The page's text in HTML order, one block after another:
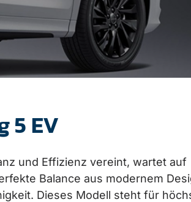
5 EV
und Effizienz vereint, wartet auf
Balance aus modernem
Dieses Modell steht für